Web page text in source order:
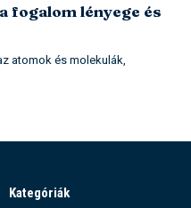
fogalom lényege és
atomok és molekulák,
Kategóriák